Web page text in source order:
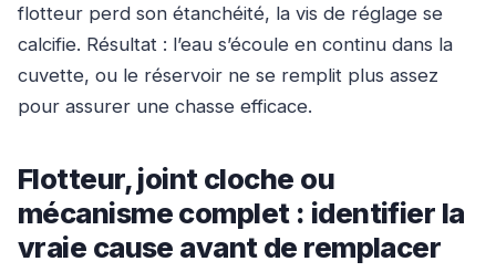
flotteur perd son étanchéité, la vis de réglage se
calcifie. Résultat : l’eau s’écoule en continu dans la
cuvette, ou le réservoir ne se remplit plus assez
pour assurer une chasse efficace.
Flotteur, joint cloche ou
mécanisme complet : identifier la
vraie cause avant de remplacer